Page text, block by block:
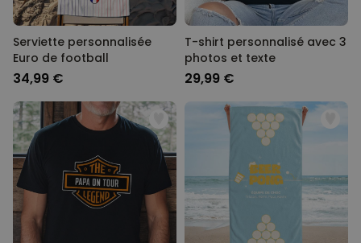
Serviette personnalisée
Euro de football
34,99 €
T-shirt personnalisé avec 3
photos et texte
29,99 €